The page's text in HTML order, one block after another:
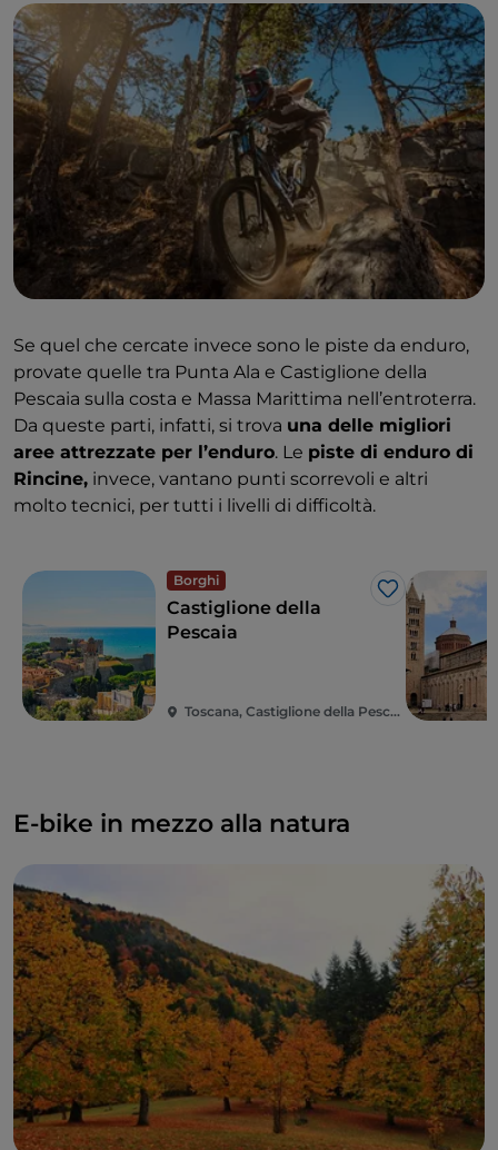
Se quel che cercate invece sono le piste da enduro,
provate quelle tra Punta Ala e Castiglione della
Pescaia sulla costa e Massa Marittima nell’entroterra.
Da queste parti, infatti, si trova una delle migliori
aree attrezzate per l’enduro. Le piste di enduro di
Rincine, invece, vantano punti scorrevoli e altri
molto tecnici, per tutti i livelli di difficoltà.
Borghi
Like
Castiglione della
Pescaia
Toscana, Castiglione della Pescaia
E-bike in mezzo alla natura